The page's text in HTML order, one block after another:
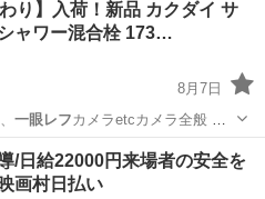
り】入荷！新品 カクダイ サ
ーモスタットシャワー混合栓 173…
8月7日
一眼レフ カメラetcカメラ全般 Ｎ
イソン
/日給22000円来場者の安全を
画村日払い